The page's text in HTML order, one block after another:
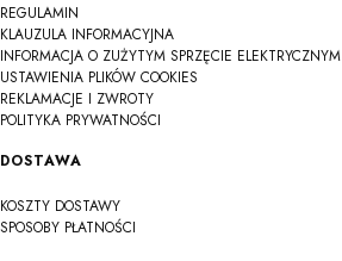
REGULAMIN
KLAUZULA INFORMACYJNA
INFORMACJA O ZUŻYTYM SPRZĘCIE ELEKTRYCZNYM
USTAWIENIA PLIKÓW COOKIES
REKLAMACJE I ZWROTY
POLITYKA PRYWATNOŚCI
DOSTAWA
KOSZTY DOSTAWY
SPOSOBY PŁATNOŚCI